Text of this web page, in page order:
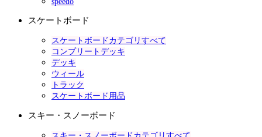
スケートボード
スケートボードカテゴリすべて
コンプリートデッキ
デッキ
ウィール
トラック
スケートボード用品
スキー・スノーボード